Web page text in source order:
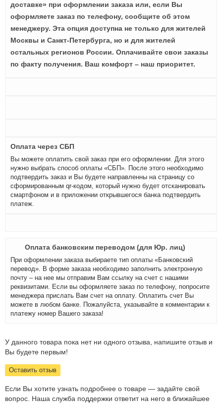
доставке» при оформлении заказа или, если Вы
оформляете заказ по телефону, сообщите об этом
менеджеру. Эта опция доступна не только для жителей
Москвы и Санкт-Петербурга, но и для жителей
остальных регионов России. Оплачивайте свои заказы
по факту получения. Ваш комфорт – наш приоритет.
Оплата через СБП
Вы можете оплатить свой заказ при его оформлении. Для этого
нужно выбрать способ оплаты «СБП». После этого необходимо
подтвердить заказ и Вы будете направленны на страницу со
сформированным qr-кодом, который нужно будет отсканировать
смартфоном и в приложении открывшегося банка подтвердить
платеж.
Оплата банковским переводом (для Юр. лиц)
При оформлении заказа выбираете тип оплаты «Банковский
перевод». В форме заказа необходимо заполнить электронную
почту – на нее мы отправим Вам ссылку на счет с нашими
реквизитами. Если вы оформляете заказ по телефону, попросите
менеджера прислать Вам счет на оплату. Оплатить счет Вы
можете в любом банке. Пожалуйста, указывайте в комментарии к
платежу номер Вашего заказа!
У данного товара пока нет ни одного отзыва, напишите отзыв и
Вы будете первым!
Оставить отзыв
Если Вы хотите узнать подробнее о товаре — задайте свой
вопрос. Наша служба поддержки ответит на него в ближайшее